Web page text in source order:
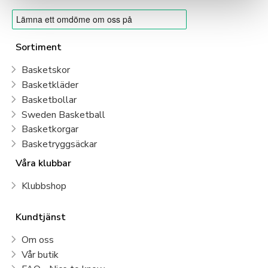
Sortiment
Basketskor
Basketkläder
Basketbollar
Sweden Basketball
Basketkorgar
Basketryggsäckar
Våra klubbar
Klubbshop
Kundtjänst
Om oss
Vår butik